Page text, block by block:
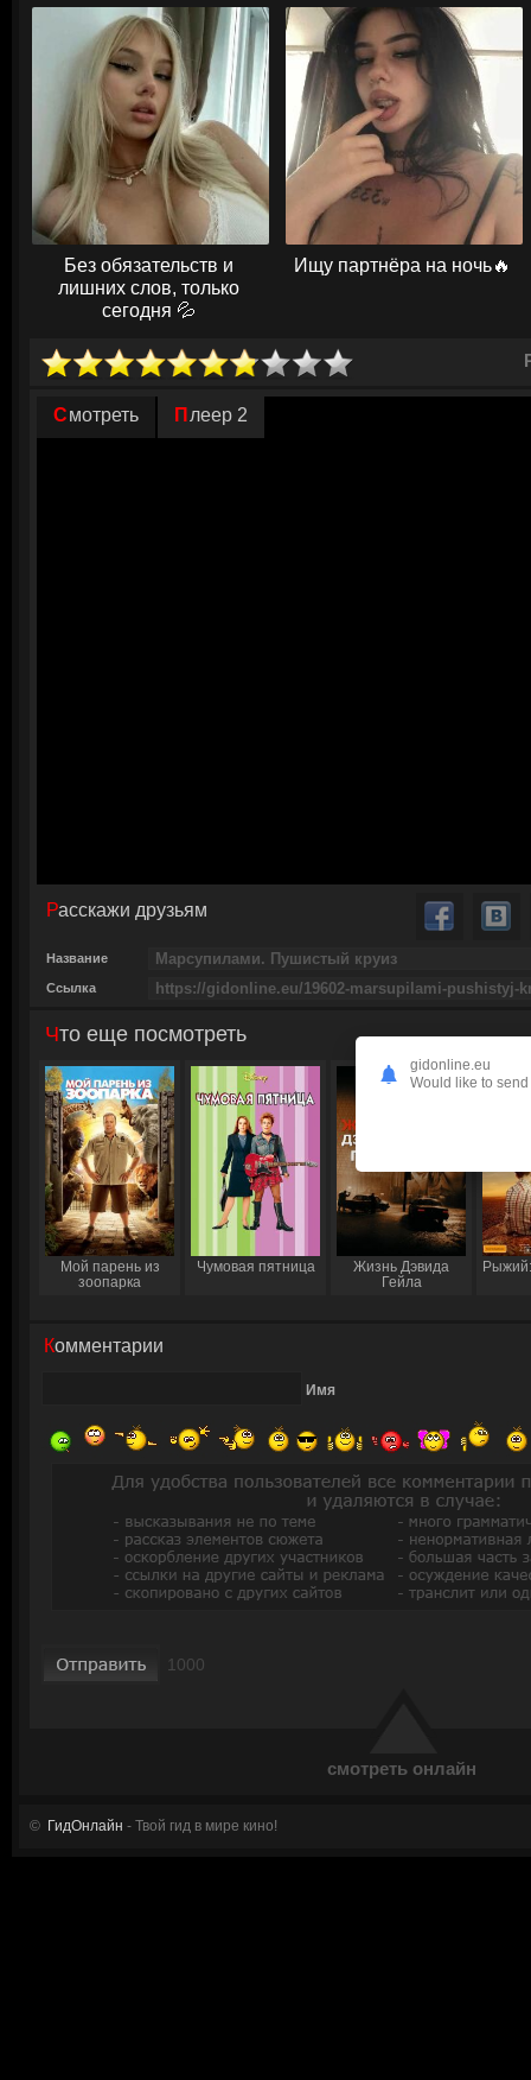
смотреть онлайн
и хвостом‑хваталкой. Оказывается, это не просто редкое животное, а
молодости — и за ним уже охотятся браконьеры и алчные
выживание: семье, которая едва терпит друг друга, приходится
Марсупилами. А тот, словно назло, устраивает хаос на борту — то
устраивает переполох в спа‑зоне. Теперь от спасения зверька
шанс наконец стать настоящей семьёй.© ГидОнлайн
Без обязательств и
лишних слов, только
сегодня 💦
Ищу партнёра на ночь🔥
Смотреть Плеер 2
Расскажи друзьям
Название
Ссылка
Что еще посмотреть
Мой парень из
зоопарка
Чумовая пятница
Жизнь Дэвида
Гейла
Комментарии
Имя
© ГидОнлайн - Твой гид в мире кино!
gidonline.eu
Would like to